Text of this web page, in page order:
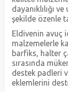
dayanıklılığı
şekilde özenle
Eldivenin avuç
malzemelerle
barfiks, halter
sırasında
destek padleri
eklemlerini